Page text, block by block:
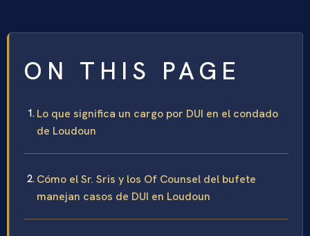
ON THIS PAGE
Lo que significa un cargo por DUI en el condado
de Loudoun
Cómo el Sr. Sris y los Of Counsel del bufete
manejan casos de DUI en Loudoun